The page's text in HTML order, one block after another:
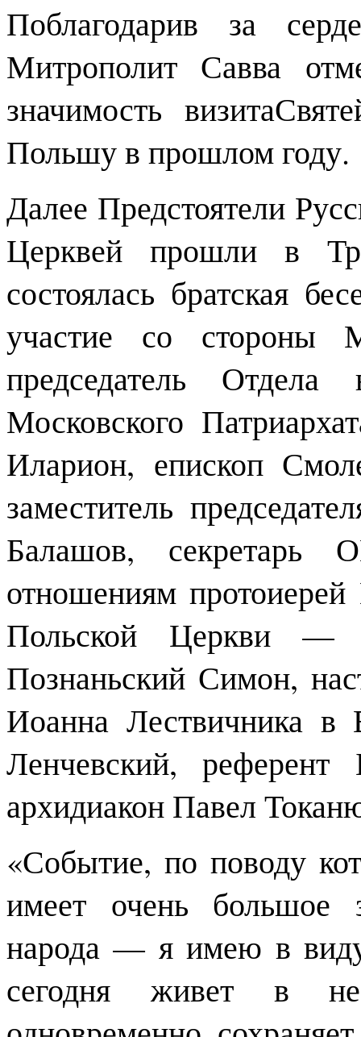
Поблагодарив за
Митрополит Савва
значимость
Польшу в прошлом году.
Далее Предстоятели
Церквей прошли в
состоялась братская
участие со стороны
председатель
Московского
Иларион, епископ
заместитель
Балашов, секретарь
отношениям
Польской Церкви —
Познаньский Симон,
Иоанна Лествичника в
Ленчевский, референт
архидиакон Павел
«Событие, по поводу
имеет очень большое
народа — я имею в
сегодня живет в